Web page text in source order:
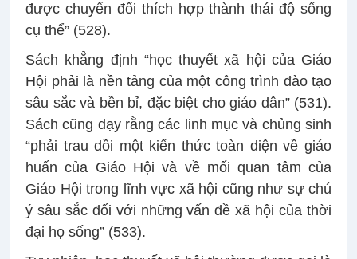
được chuyển đổi thích hợp thành thái độ sống
cụ thể” (528).
Sách khẳng định “học thuyết xã hội của Giáo
Hội phải là nền tảng của một công trình đào tạo
sâu sắc và bền bỉ, đặc biệt cho giáo dân” (531).
Sách cũng dạy rằng các linh mục và chủng sinh
“phải trau dồi một kiến thức toàn diện về giáo
huấn của Giáo Hội và về mối quan tâm của
Giáo Hội trong lĩnh vực xã hội cũng như sự chú
ý sâu sắc đối với những vấn đề xã hội của thời
đại họ sống” (533).